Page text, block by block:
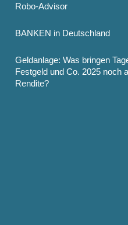
Robo-Advisor
BANKEN in Deutschland
Geldanlage: Was bringen
Festgeld und Co. 2025 noch
Rendite?